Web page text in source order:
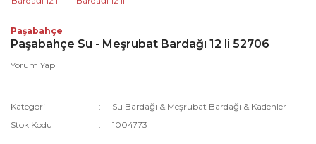
Paşabahçe
Paşabahçe Su - Meşrubat Bardağı 12 li 52706
Yorum Yap
Kategori
Su Bardağı & Meşrubat Bardağı & Kadehler
Stok Kodu
1004773